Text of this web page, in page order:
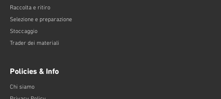
Raccolta e ritiro
Selezione e preparazione
Stoccaggio
Trader dei materiali
Policies & Info
Chi siamo